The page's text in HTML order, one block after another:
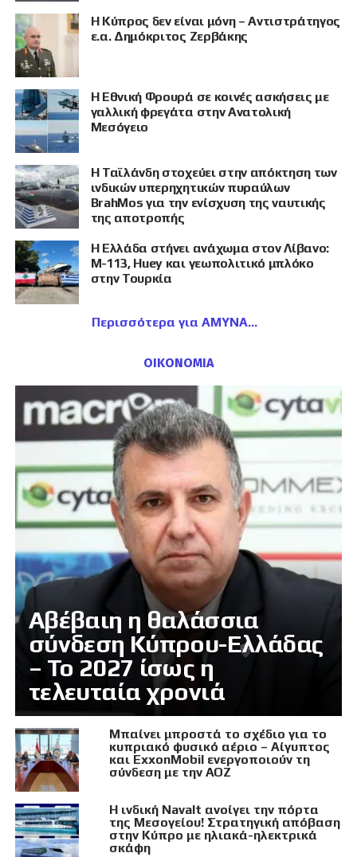
Η Κύπρος δεν είναι μόνη – Αντιστράτηγος
ε.α. Δημόκριτος Ζερβάκης
Η Εθνική Φρουρά σε κοινές ασκήσεις με
γαλλική φρεγάτα στην Ανατολική
Μεσόγειο
Η Ταϊλάνδη στοχεύει στην απόκτηση των
ινδικών υπερηχητικών πυραύλων
BrahMos για την ενίσχυση της ναυτικής
της αποτροπής
Η Ελλάδα στήνει ανάχωμα στον Λίβανο:
M-113, Huey και γεωπολιτικό μπλόκο
στην Τουρκία
Περισσότερα για ΑΜΥΝΑ
ΟΙΚΟΝΟΜΙΑ
Αβέβαιη η θαλάσσια
σύνδεση Κύπρου-Ελλάδας
– Το 2027 ίσως η
τελευταία χρονιά
Μπαίνει μπροστά το σχέδιο για το
κυπριακό φυσικό αέριο – Αίγυπτος
και ExxonMobil ενεργοποιούν τη
σύνδεση με την ΑΟΖ
Η ινδική Navalt ανοίγει την πόρτα
της Μεσογείου! Στρατηγική απόβαση
στην Κύπρο με ηλιακά-ηλεκτρικά
σκάφη